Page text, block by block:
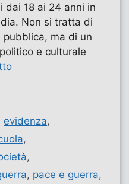
dai 18 ai 24 anni in
Non si tratta di
pubblica, ma di un
e culturale
evidenza,
,
,
, pace e guerra,